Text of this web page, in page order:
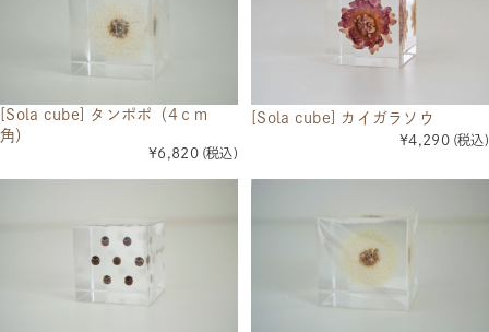
[Sola cube] タンポポ（4ｃｍ
角）
¥6,820 (税込)
[Sola cube] カイガラソウ
¥4,290 (税込)